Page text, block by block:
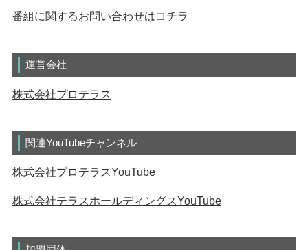
番組に関するお問い合わせはコチラ
運営会社
株式会社プロテラス
関連YouTubeチャンネル
株式会社プロテラスYouTube
株式会社テラスホールディングスYouTube